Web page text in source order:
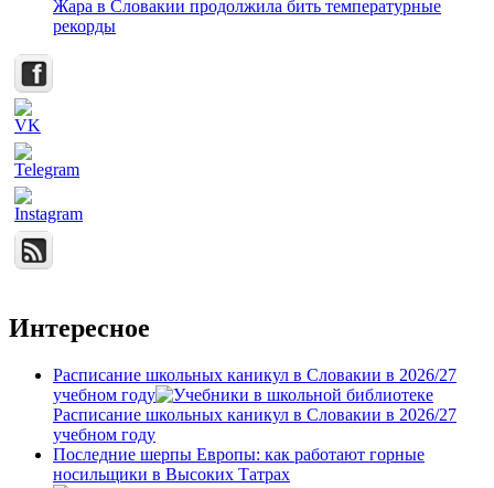
Жара в Словакии продолжила бить температурные
рекорды
Интересное
Расписание школьных каникул в Словакии в 2026/27
учебном году
Расписание школьных каникул в Словакии в 2026/27
учебном году
Последние шерпы Европы: как работают горные
носильщики в Высоких Татрах